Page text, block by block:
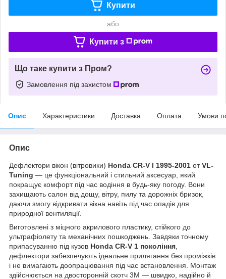
Купити
або
Купити з
Що таке купити з Пром?
Замовлення під захистом
Опис Характеристики Доставка Оплата Умови
Опис
Дефлектори вікон (вітровики) Honda CR-V I 1995-2001 отVL-
Tuning — це функціональний і стильний аксесуар, який
покращує комфорт під час водіння в будь-яку погоду. Вони
захищають салон від дощу, вітру, пилу та дорожніх бризок,
даючи змогу відкривати вікна навіть під час опадів для
природної вентиляції.
Виготовлені з міцного акрилового пластику, стійкого до
ультрафіолету та механічних пошкоджень. Завдяки точному
припасуванню під кузов Honda CR-V 1 покоління
дефлектори забезпечують ідеальне прилягання без проміжків
і не вимагають доопрацювання під час встановлення. Монтаж
здійснюється на двосторонній скотч 3M — швидко, надійно й